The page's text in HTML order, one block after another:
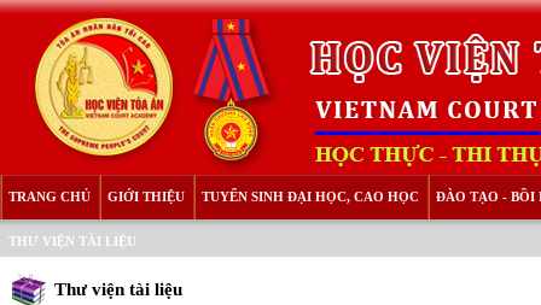
TRANG CHỦ GIỚI THIỆU TUYỂN SINH ĐẠI HỌC, CAO HỌC ĐÀO TẠO - BỒI
THƯ VIỆN TÀI LIỆU
Thư viện tài liệu